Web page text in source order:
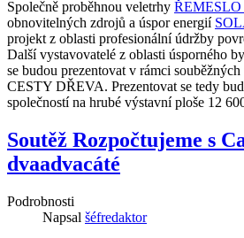
Společně proběhnou veletrhy
obnovitelných zdrojů a úspor energií
projekt z oblasti profesionální údržby
Další vystavovatelé z oblasti úsporného
se budou prezentovat v rámci
CESTY DŘEVA. Prezentovat se tedy
společností na hrubé výstavní ploše 12
Soutěž Rozpočtujeme s
dvaadvacáté
Podrobnosti
Napsal šéfredaktor